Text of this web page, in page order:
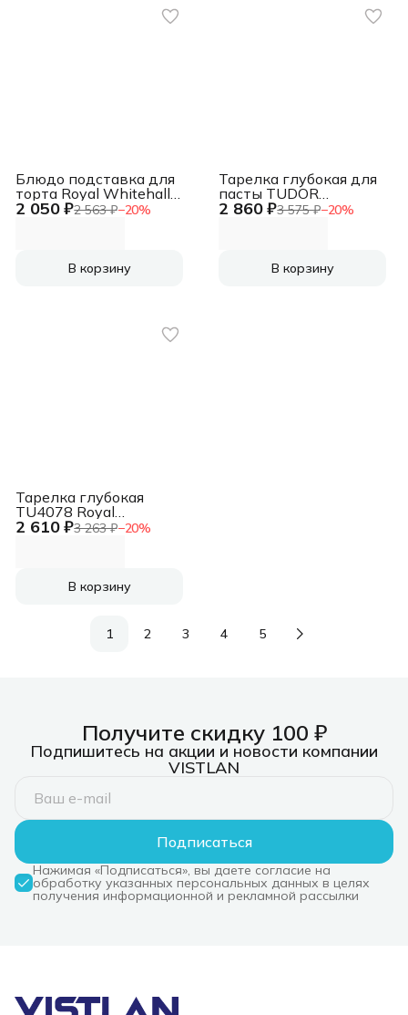
2 050 ₽2 563 ₽−20%
Блюдо подставка для
торта Royal Whitehall
29 см
В корзину
2 860 ₽3 575 ₽−20%
Тарелка глубокая для
пасты TUDOR
ENGLAND Royal
В корзину
2 610 ₽3 263 ₽−20%
Тарелка глубокая
TU4078 Royal
Whitehall 30 см
В корзину
1 2 3 4 5
Получите скидку 100 ₽
Подпишитесь на акции и новости компании
VISTLAN
Подписаться
Нажимая «Подписаться», вы даете согласие на
обработку указанных персональных данных в целях
получения информационной и рекламной рассылки